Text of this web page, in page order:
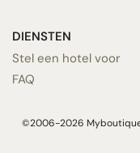
DIENSTEN
Stel een hotel voor
FAQ
©2006-2026